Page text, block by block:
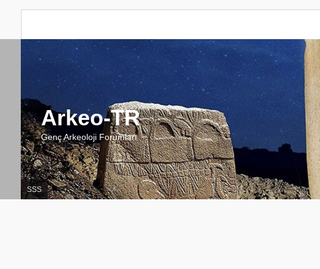
Arkeo-TR
Genç Arkeoloji Forumları
SSS